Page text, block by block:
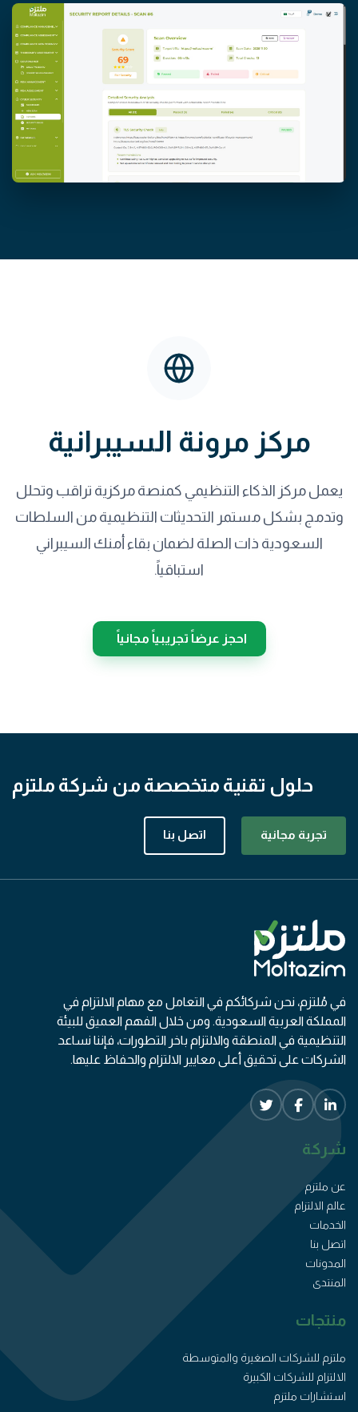
مركز مرونة السيبرانية
يعمل مركز الذكاء التنظيمي كمنصة مركزية تراقب وتحلل
وتدمج بشكل مستمر التحديثات التنظيمية من السلطات
السعودية ذات الصلة لضمان بقاء أمنك السيبراني
استباقياً.
احجز عرضاً تجريبياً مجانياً
حلول تقنية متخصصة من شركة ملتزم
تجربة مجانية اتصل بنا
في مُلتزم، نحن شركائكم في التعامل مع مهام الالتزام في
المملكة العربية السعودية. ومن خلال الفهم العميق للبيئة
التنظيمية في المنطقة والالتزام باخر التطورات، فإننا نساعد
الشركات على تحقيق أعلى معايير الالتزام والحفاظ عليها.
شركة
عن ملتزم
عالم الالتزام
الخدمات
اتصل بنا
المدونات
المنتدى
منتجات
ملتزم للشركات الصغيرة والمتوسطة
الالتزام للشركات الكبيرة
استشارات ملتزم